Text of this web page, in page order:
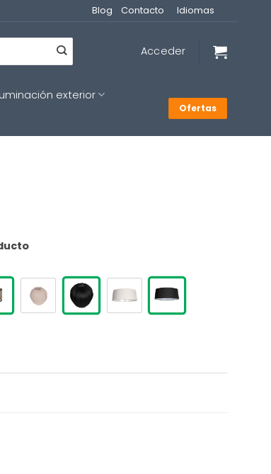
Blog Contacto Idiomas
Acceder
exterior
Ofertas
Lighting cantidad